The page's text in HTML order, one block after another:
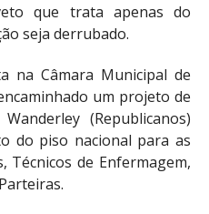
que trata apenas do
seja derrubado.
na Câmara Municipal de
um projeto de
(Republicanos)
do piso nacional para as
Técnicos de Enfermagem,